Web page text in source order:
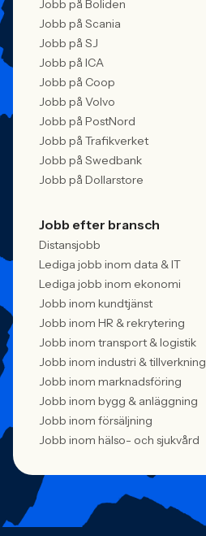
Jobb på Boliden
Jobb på Scania
Jobb på SJ
Jobb på ICA
Jobb på Coop
Jobb på Volvo
Jobb på PostNord
Jobb på Trafikverket
Jobb på Swedbank
Jobb på Dollarstore
Jobb efter bransch
Distansjobb
Lediga jobb inom data & IT
Lediga jobb inom ekonomi
Jobb inom kundtjänst
Jobb inom HR & rekrytering
Jobb inom transport & logistik
Jobb inom industri & tillverkning
Jobb inom marknadsföring
Jobb inom bygg & anläggning
Jobb inom försäljning
Jobb inom hälso- och sjukvård